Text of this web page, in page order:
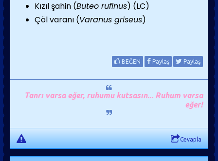
Kızıl şahin (Buteo rufinus) (LC)
Çöl varanı (Varanus griseus)
BEĞEN Paylaş Paylaş
Tanrı varsa eğer, ruhumu kutsasın... Ruhum varsa
eğer!
Cevapla